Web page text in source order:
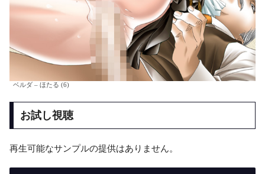
ベルダ – ほたる (6)
お試し視聴
再生可能なサンプルの提供はありません。